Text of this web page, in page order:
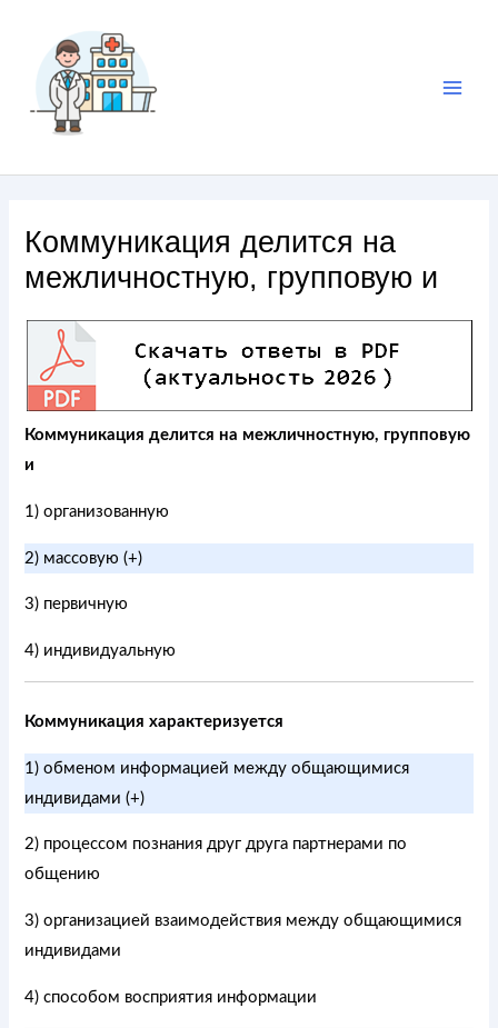
Коммуникация делится на
межличностную, групповую и
Коммуникация делится на межличностную, групповую
и
1) организованную
2) массовую (+)
3) первичную
4) индивидуальную
Коммуникация характеризуется
1) обменом информацией между общающимися
индивидами (+)
2) процессом познания друг друга партнерами по
общению
3) организацией взаимодействия между общающимися
индивидами
4) способом восприятия информации